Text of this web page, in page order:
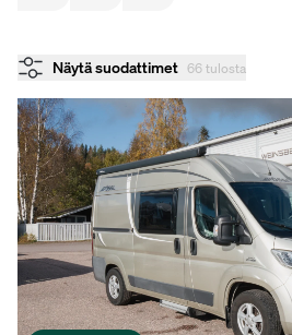
Näytä suodattimet 66 tulosta